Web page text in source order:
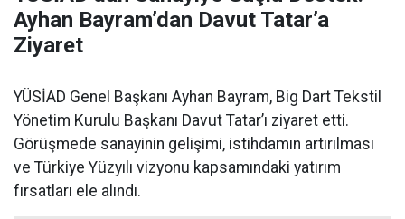
Ayhan Bayram’dan Davut Tatar’a
Ziyaret
YÜSİAD Genel Başkanı Ayhan Bayram, Big Dart Tekstil
Yönetim Kurulu Başkanı Davut Tatar’ı ziyaret etti.
Görüşmede sanayinin gelişimi, istihdamın artırılması
ve Türkiye Yüzyılı vizyonu kapsamındaki yatırım
fırsatları ele alındı.